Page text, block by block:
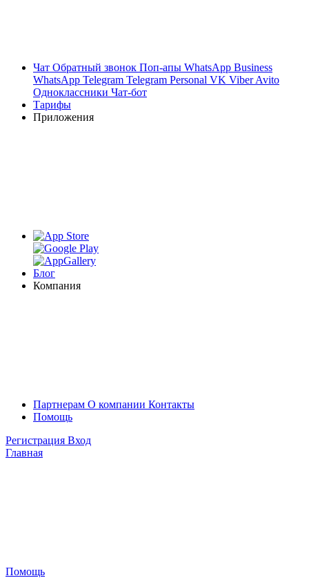
Чат Обратный звонок Поп-апы WhatsApp Business
WhatsApp Telegram Telegram Personal VK ViberAvito
Одноклассники Чат-бот
Тарифы
Приложения
Блог
Компания
Партнерам О компании Контакты
Помощь
Регистрация Вход
Главная
Помощь